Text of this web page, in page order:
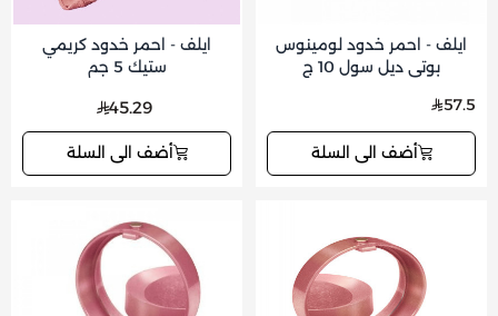
ايلف - احمر خدود لومينوس
بوتي ديل سول 10 ج
57.5
أضف الى السلة
ايلف - احمر خدود كريمي
ستيك 5 جم
45.29
أضف الى السلة